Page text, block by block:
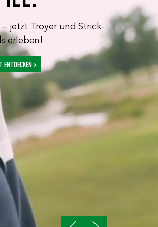
jetzt Troyer und Strick-
erleben!
ENTDECKEN >